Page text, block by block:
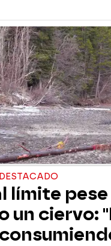
límite
un ciervo: